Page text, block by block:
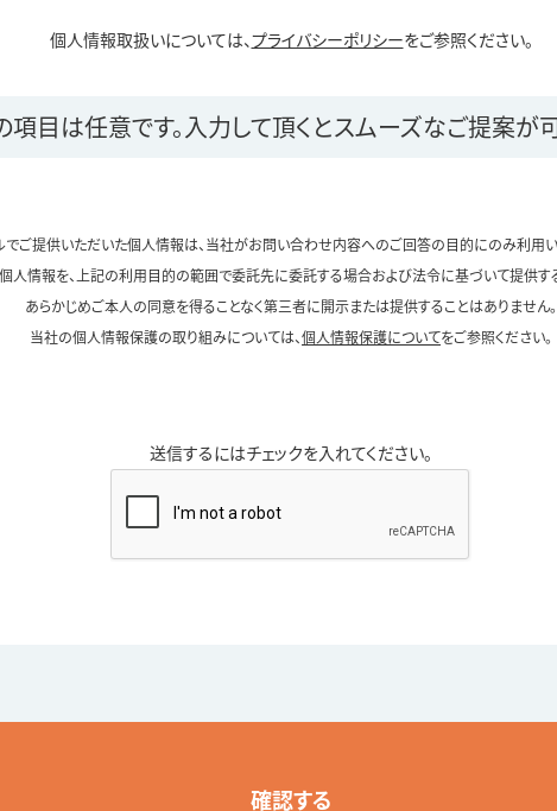
個人情報取扱いについては、プライバシーポリシーをご参照ください。
項目は任意です。入力して頂くとスムーズなご提案が
でご提供いただいた個人情報は、当社がお問い合わせ内容へのご回答の目的にのみ利用い
人情報を、上記の利用目的の範囲で委託先に委託する場合および法令に基づいて提供す
あらかじめご本人の同意を得ることなく第三者に開示または提供することはありません。
当社の個人情報保護の取り組みについては、個人情報保護についてをご参照ください。
送信するにはチェックを入れてください。
確認する